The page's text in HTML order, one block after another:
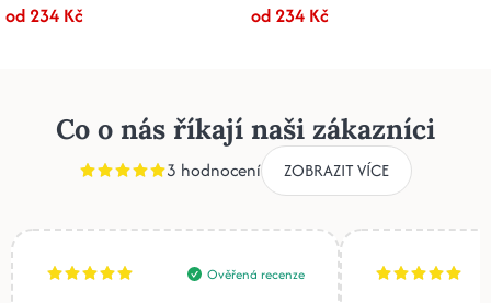
od 234 Kč od 234 Kč
Co o nás říkají naši zákazníci
3 hodnocení ZOBRAZIT VÍCE
Ověřená recenze